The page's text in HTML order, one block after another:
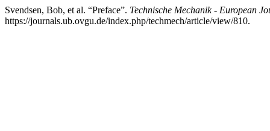
Svendsen, Bob, et al. “Preface”. Technische Mechanik - European
https://journals.ub.ovgu.de/index.php/techmech/article/view/810.